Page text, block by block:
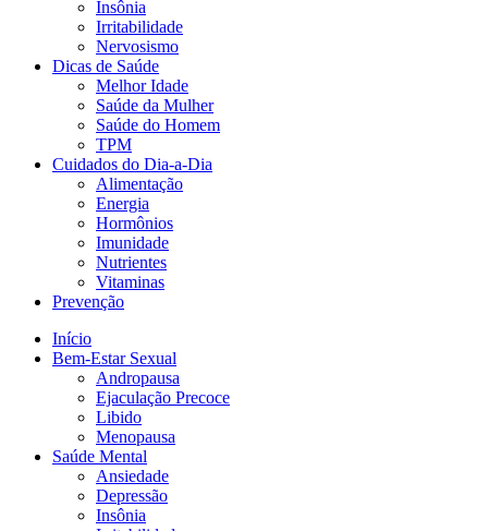
Insônia
Irritabilidade
Nervosismo
Dicas de Saúde
Melhor Idade
Saúde da Mulher
Saúde do Homem
TPM
Cuidados do Dia-a-Dia
Alimentação
Energia
Hormônios
Imunidade
Nutrientes
Vitaminas
Prevenção
Início
Bem-Estar Sexual
Andropausa
Ejaculação Precoce
Libido
Menopausa
Saúde Mental
Ansiedade
Depressão
Insônia